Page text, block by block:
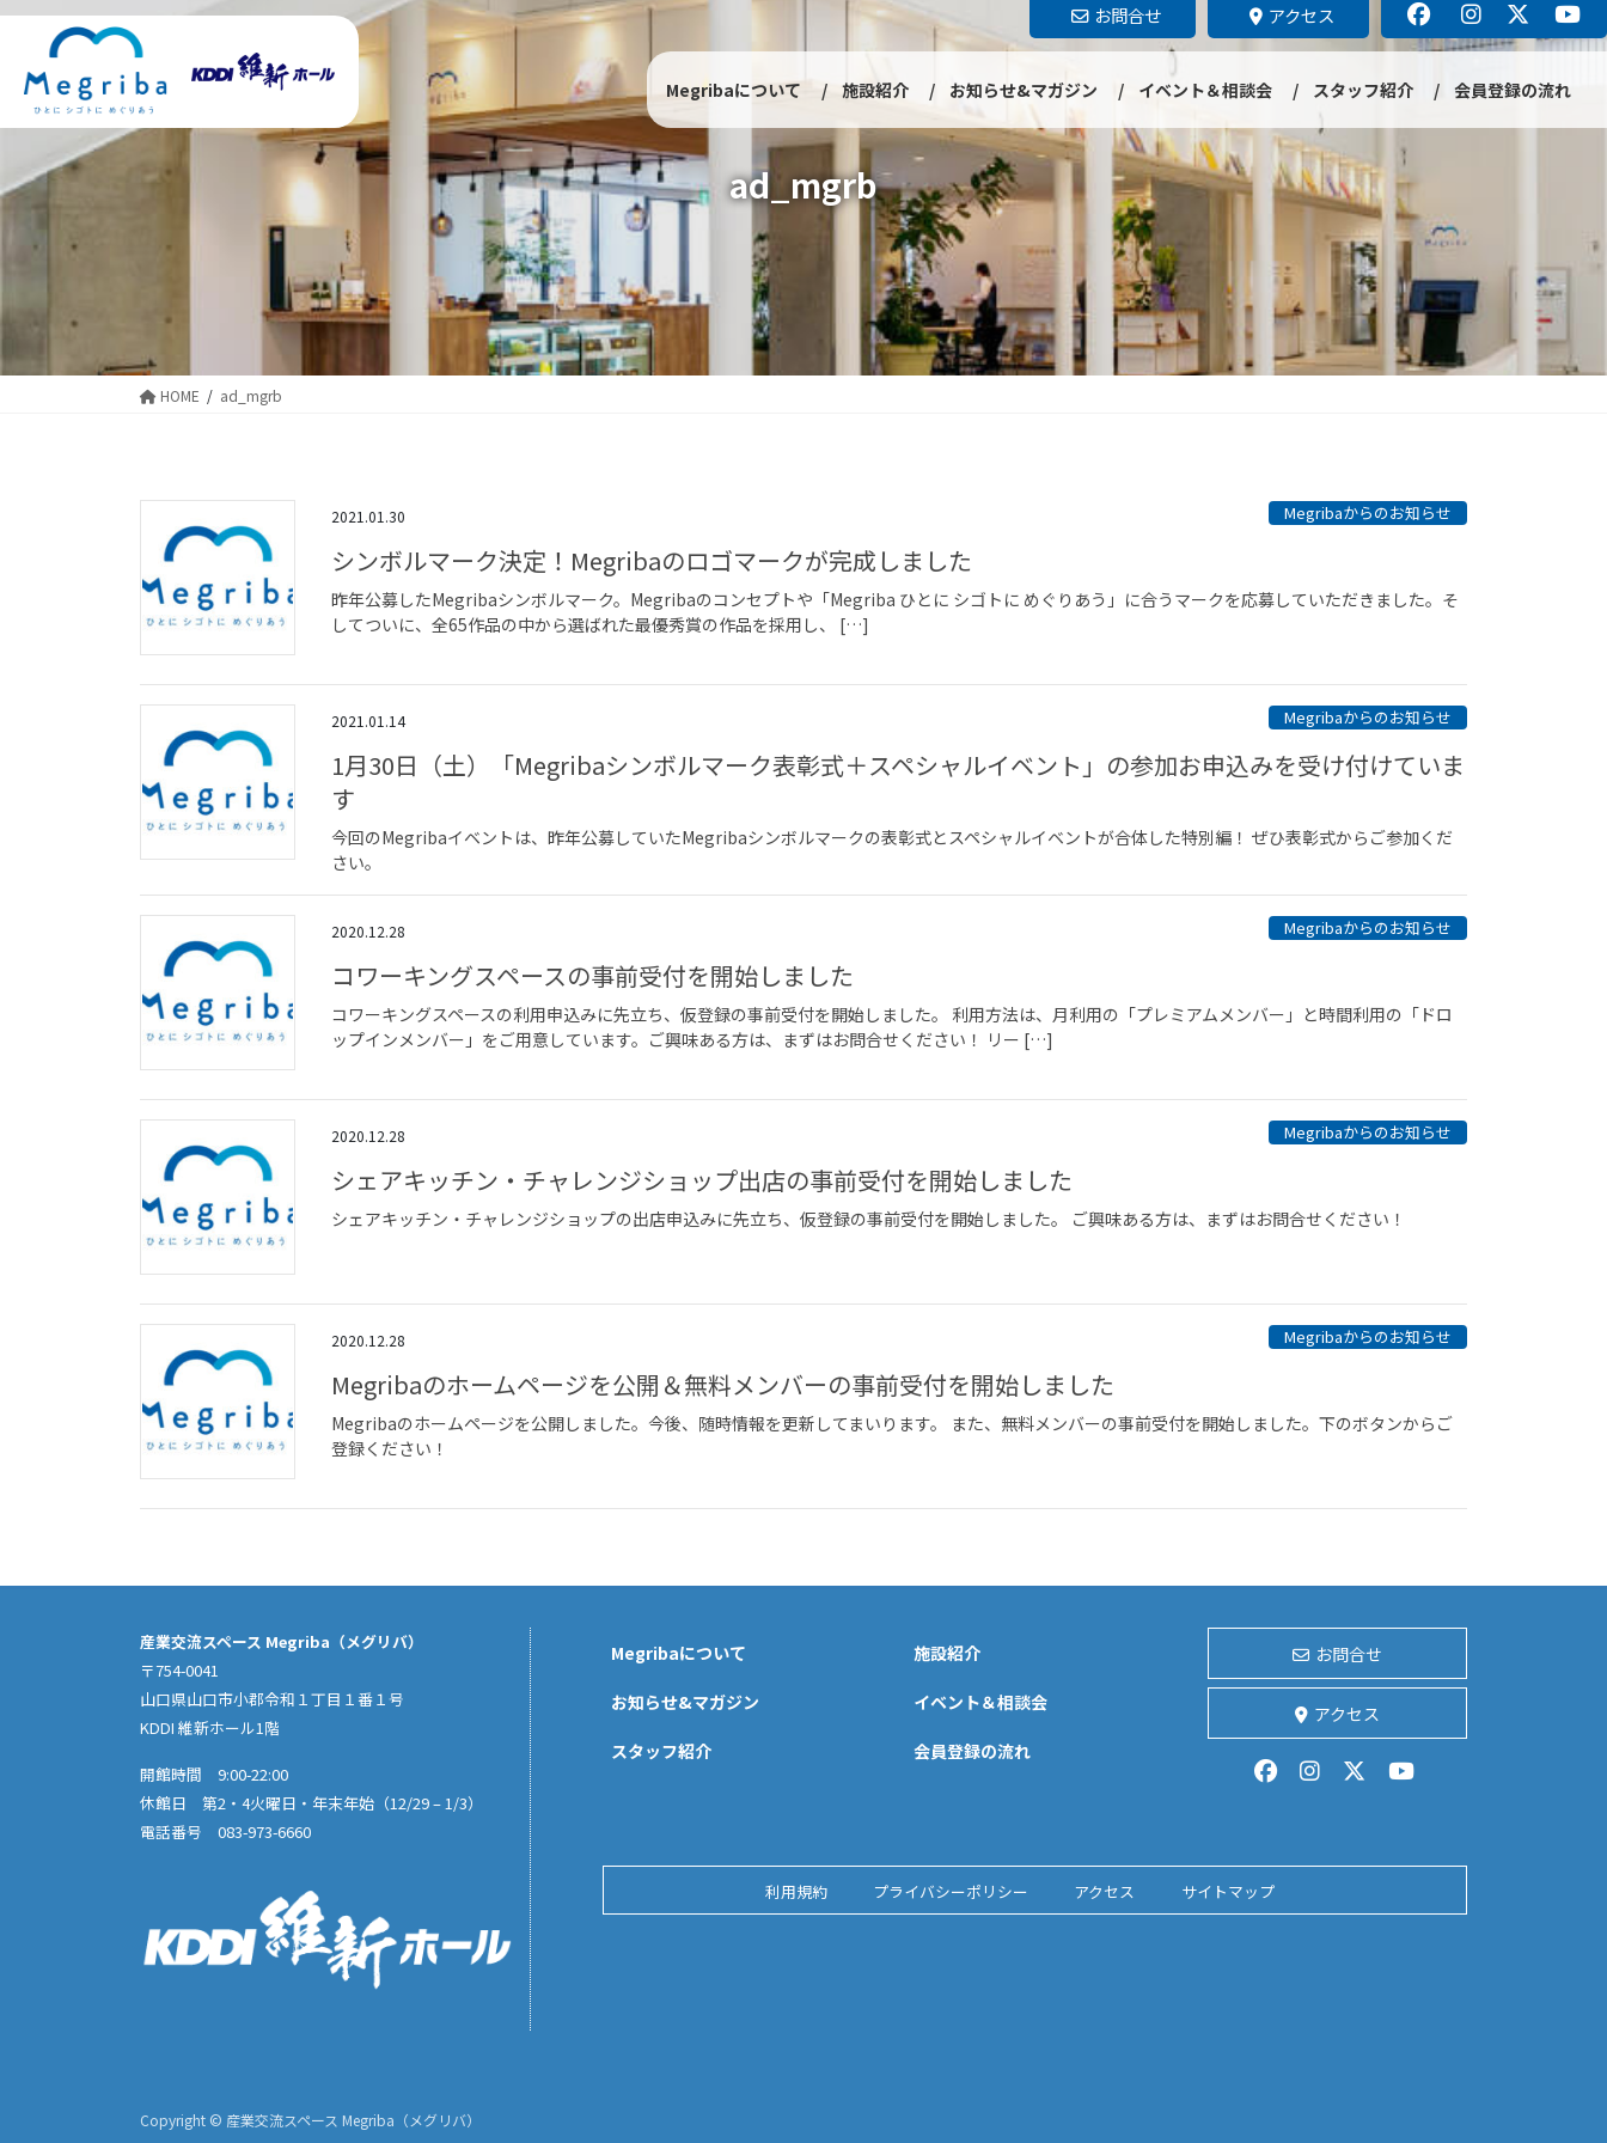
コ
ツ
移
ナ
シ
ン
お問合せ アクセス
Megribaについて 施設紹介 お知らせ&マガジン イベント＆相談会 スタッフ紹介 会員登録の流れ
ad_mgrb
HOME ad_mgrb
2021.01.30 Megribaからのお知らせ
シンボルマーク決定！Megribaのロゴマークが完成しました
昨年公募したMegribaシンボルマーク。Megribaのコンセプトや「Megriba ひとに シゴトに めぐりあう」に合うマークを応募していただきました。そ
してついに、全65作品の中から選ばれた最優秀賞の作品を採用し、 […]
2021.01.14 Megribaからのお知らせ
1月30日（土）「​Megribaシンボルマーク表彰式＋スペシャルイベント」の参加お申込みを受け付けていま
す
今回のMegribaイベントは、昨年公募していたMegribaシンボルマークの表彰式とスペシャルイベントが合体した特別編！ ぜひ表彰式からご参加くだ
さい。
2020.12.28 Megribaからのお知らせ
コワーキングスペースの事前受付を開始しました​
コワーキングスペースの利用申込みに先立ち、仮登録の事前受付を開始しました。 利用方法は、月利用の「プレミアムメンバー」と時間利用の「ドロ
ップインメンバー」をご用意しています。ご興味ある方は、まずはお問合せください！ リー […]
2020.12.28 Megribaからのお知らせ
シェアキッチン・チャレンジショップ出店の事前受付を開始しました​
シェアキッチン・チャレンジショップの出店申込みに先立ち、仮登録の事前受付を開始しました。 ご興味ある方は、まずはお問合せください！
2020.12.28 Megribaからのお知らせ
Megribaのホームページを公開​＆無料メンバーの事前受付を開始しました
Megribaのホームページを公開しました。今後、随時情報を更新してまいります。 また、無料メンバーの事前受付を開始しました。下のボタンからご
登録ください！
産業交流スペース Megriba（メグリバ）
〒754-0041
山口県山口市小郡令和１丁目１番１号
KDDI 維新ホール1階
開館時間 9:00-22:00
休館日 第2・4火曜日・年末年始（12/29 – 1/3）
電話番号 083-973-6660
Megribaについて 施設紹介
お知らせ&マガジン イベント＆相談会
スタッフ紹介 会員登録の流れ
お問合せ
アクセス
利用規約 プライバシーポリシー アクセス サイトマップ
Copyright © 産業交流スペース Megriba（メグリバ）